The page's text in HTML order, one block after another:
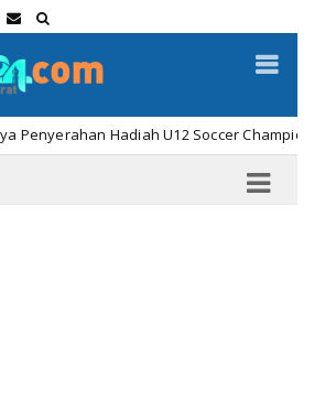
Hadiah U12 Soccer Championship ...